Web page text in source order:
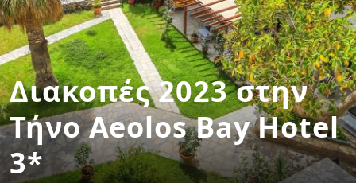
Διακοπές 2023 στην
Τήνο Aeolos Bay Hotel
3*